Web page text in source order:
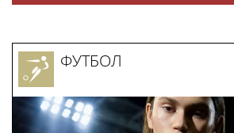
ФУТБОЛ